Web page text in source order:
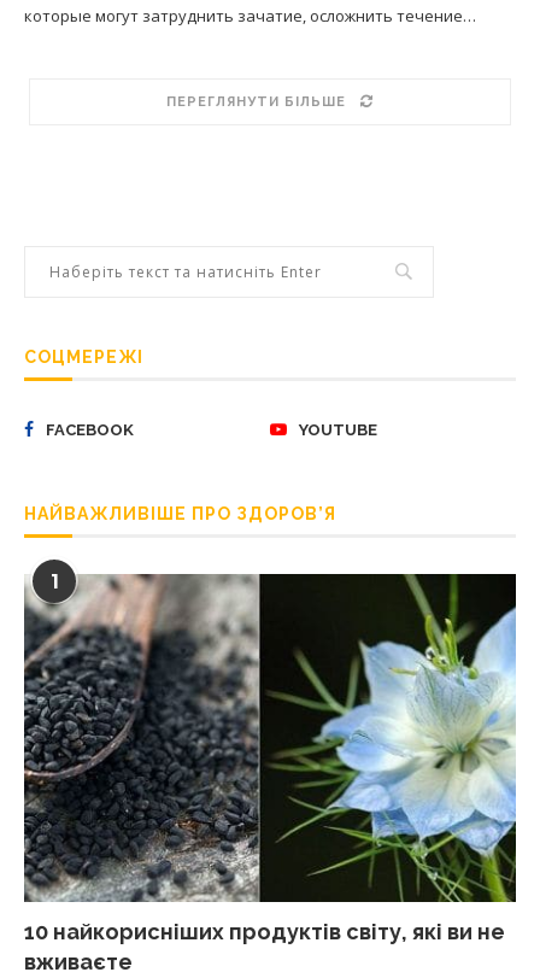
которые могут затруднить зачатие, осложнить течение…
ПЕРЕГЛЯНУТИ БІЛЬШЕ
СОЦМЕРЕЖІ
FACEBOOK YOUTUBE
НАЙВАЖЛИВІШЕ ПРО ЗДОРОВ’Я
1
10 найкорисніших продуктів світу, які ви не
вживаєте